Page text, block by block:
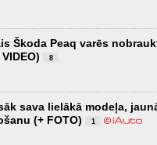
Škoda Peaq varēs
8
sava lielākā modeļa,
(+ FOTO)
1